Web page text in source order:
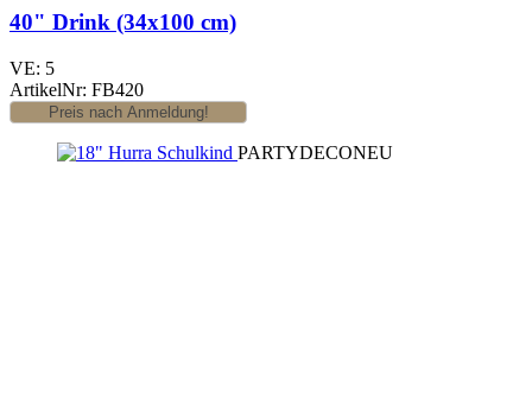
40" Drink (34x100 cm)
VE: 5
ArtikelNr: FB420
PARTYDECONEU